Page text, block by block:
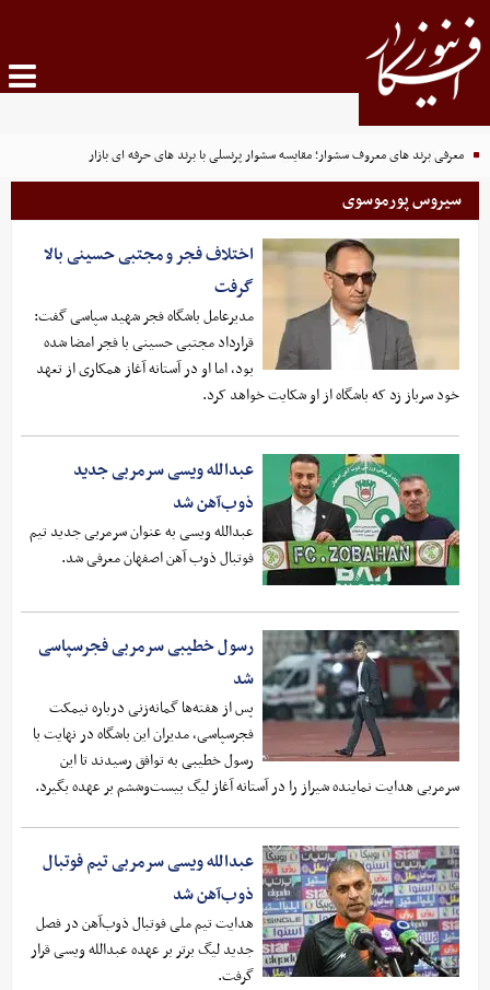
معرفی برند های معروف سشوار؛ مقایسه سشوار پرنسلی با برند های حرفه ای بازار
سیروس پورموسوی
اختلاف فجر و مجتبی حسینی بالا
گرفت
مدیرعامل باشگاه فجر شهید سپاسی گفت:
قرارداد مجتبی حسینی با فجر امضا شده
بود، اما او در آستانه آغاز همکاری از تعهد
خود سرباز زد که باشگاه از او شکایت خواهد کرد.
عبدالله ویسی سرمربی جدید
ذوب‌آهن شد
عبدالله ویسی به عنوان سرمربی جدید تیم
فوتبال ذوب آهن اصفهان معرفی شد.
رسول خطیبی سرمربی فجرسپاسی
شد
پس از هفته‌ها گمانه‌زنی درباره نیمکت
فجرسپاسی، مدیران این باشگاه در نهایت با
رسول خطیبی به توافق رسیدند تا این
سرمربی هدایت نماینده شیراز را در آستانه آغاز لیگ بیست‌وششم بر عهده بگیرد.
عبدالله ویسی سرمربی تیم فوتبال
ذوب‌آهن شد
هدایت تیم ملی فوتبال ذوب‌آهن در فصل
جدید لیگ برتر بر عهده عبدالله ویسی قرار
گرفت.